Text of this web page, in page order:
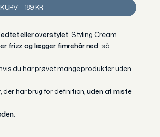
TILFØJ TIL KURV — 189 KR
eller overstylet . Styling Cream
frizz og lægger fimrehår ned , så
du har prøvet mange produkter uden
der har brug for definition,uden at miste
.